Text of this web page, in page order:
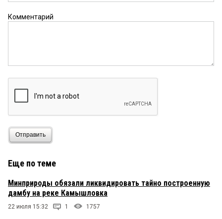
Комментарий
Отправить
Еще по теме
Минприроды обязали ликвидировать тайно построенную
дамбу на реке Камышловка
22 июля 15:32 1 1757